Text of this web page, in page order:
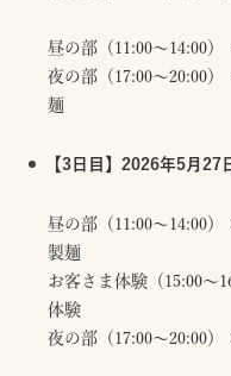
昼の部（11:00～14:00
夜の部（17:00～20:00
麺
【3日目】2026年5月27
昼の部（11:00～14:00
製麺
お客さま体験（15:00～
体験
夜の部（17:00～20:00